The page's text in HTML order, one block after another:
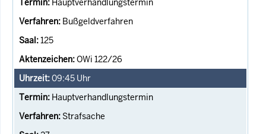
Hauptverhandlungstermin
Bußgeldverfahren
125
OWi 122/26
09:45 Uhr
Hauptverhandlungstermin
Strafsache